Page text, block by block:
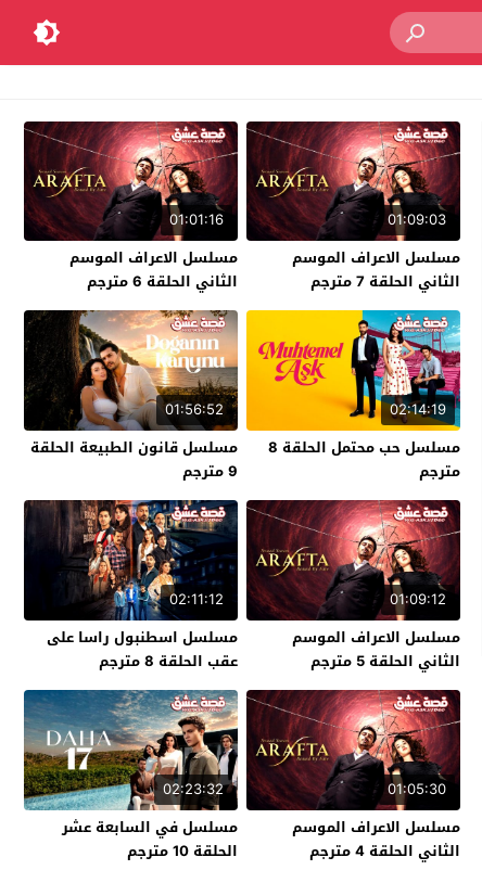
01:09:03
مسلسل الاعراف الموسم
الثاني الحلقة 7 مترجم
01:01:16
مسلسل الاعراف الموسم
الثاني الحلقة 6 مترجم
02:14:19
مسلسل حب محتمل الحلقة 8
مترجم
01:56:52
مسلسل قانون الطبيعة الحلقة
9 مترجم
01:09:12
مسلسل الاعراف الموسم
الثاني الحلقة 5 مترجم
02:11:12
مسلسل اسطنبول راسا على
عقب الحلقة 8 مترجم
01:05:30
مسلسل الاعراف الموسم
الثاني الحلقة 4 مترجم
02:23:32
مسلسل في السابعة عشر
الحلقة 10 مترجم